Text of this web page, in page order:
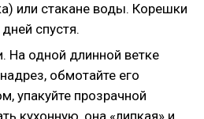
или стакане воды. Корешки
спустя.
На одной длинной ветке
обмотайте его
упакуйте прозрачной
кухонную, она «липкая» и